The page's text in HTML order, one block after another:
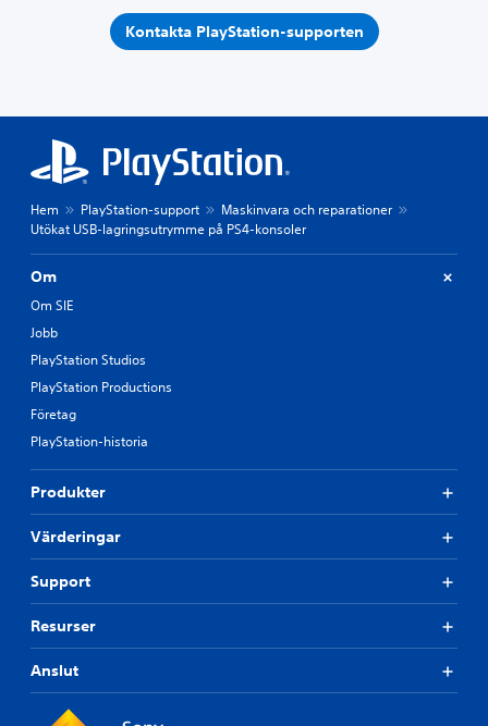
Kontakta PlayStation-supporten
Hem PlayStation-support
Maskinvara och reparationer
Utökat USB-lagringsutrymme på PS4-konsoler
Om
Om SIE
Jobb
PlayStation Studios
PlayStation Productions
Företag
PlayStation-historia
Produkter
Värderingar
Support
Resurser
Anslut